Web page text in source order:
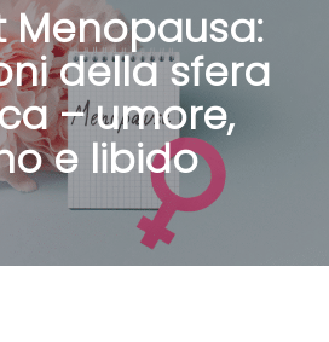
Menopausa:
della sfera
– umore,
e libido